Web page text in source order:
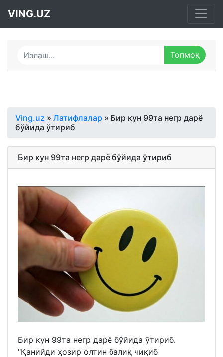
VING.UZ
Ving.uz » Латифлалар » Бир кун 99та негр дарё
бўйида ўтириб
Бир кун 99та негр дарё бўйида ўтириб
Бир кун 99та негр дарё бўйида ўтириб.
"Қанийди ҳозир олтин балиқ чиқиб